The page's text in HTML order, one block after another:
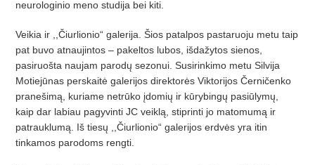
neurologinio meno studija bei kiti.
Veikia ir ,,Čiurlionio“ galerija. Šios patalpos pastaruoju metu taip
pat buvo atnaujintos – pakeltos lubos, išdažytos sienos,
pasiruošta naujam parodų sezonui. Susirinkimo metu Silvija
Motiejūnas perskaitė galerijos direktorės Viktorijos Černičenko
pranešimą, kuriame netrūko įdomių ir kūrybingų pasiūlymų,
kaip dar labiau pagyvinti JC veiklą, stiprinti jo matomumą ir
patrauklumą. Iš tiesų ,,Čiurlionio“ galerijos erdvės yra itin
tinkamos parodoms rengti.